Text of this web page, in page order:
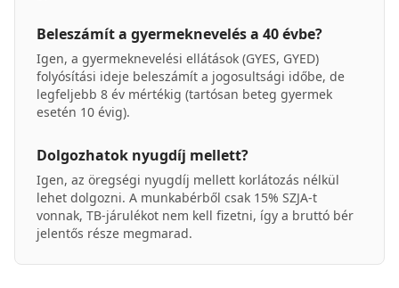
Beleszámít a gyermeknevelés a 40 évbe?
Igen, a gyermeknevelési ellátások (GYES, GYED)
folyósítási ideje beleszámít a jogosultsági időbe, de
legfeljebb 8 év mértékig (tartósan beteg gyermek
esetén 10 évig).
Dolgozhatok nyugdíj mellett?
Igen, az öregségi nyugdíj mellett korlátozás nélkül
lehet dolgozni. A munkabérből csak 15% SZJA-t
vonnak, TB-járulékot nem kell fizetni, így a bruttó bér
jelentős része megmarad.